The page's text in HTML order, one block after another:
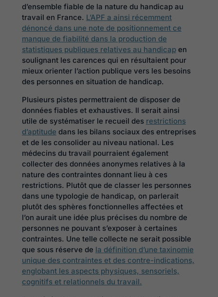
d’ensemble fiable de la nature du handicap au
travail en France. L’APF a ainsi récemment
dénoncé dans une note de positionnement ce
manque de fiabilité dans la production de
statistiques publiques relatives au handicapen
soulignant les carences qui en résultaient pour
mieux orienter l’action publique vers les besoins
des personnes en situation de handicap.
Plusieurs pistes permettraient de disposer de
données fiables et exhaustives. Il serait ainsi
utile de systématiser le recueil des restrictions
d’aptitude dans les bilans sociaux des entreprises
et de les consolider au niveau national. Les
médecins du travail pourraient également
collecter des données anonymes relatives à la
nature des contraintes donnant lieu à ces
restrictions. Plutôt que de classer les personnes
dans une typologie de handicap, on parlerait
plutôt des sphères fonctionnelles affectées et
l’on aurait une idée plus précises du nombre de
personnes ne pouvant s’exposer à certaines
contraintes. Une telle collecte ne serait possible
que sous réserve de la définition d’une taxinomie
unique des contraintes et des contre-indications,
englobant les aspects physiques, sensoriels,
cognitifs et relationnels du travail.